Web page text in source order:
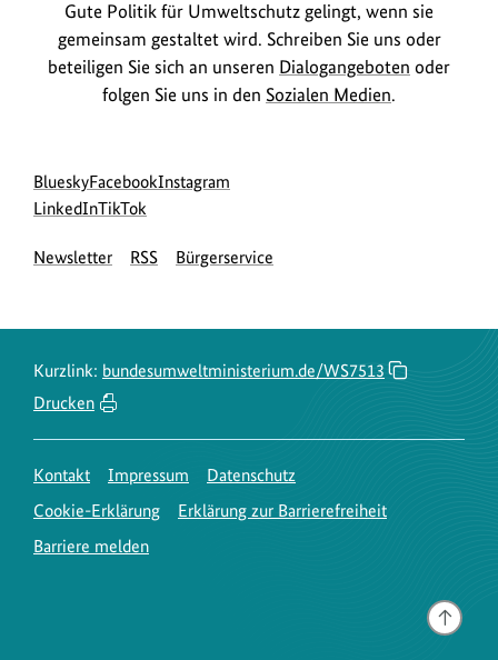
Gute Politik für Umweltschutz gelingt, wenn sie
gemeinsam gestaltet wird. Schreiben Sie uns oder
beteiligen Sie sich an unseren Dialogangeboten oder
folgen Sie uns in den Sozialen Medien.
Social
Media
Blueskyzur
Bluesky-
des
Facebookzur
des
Instagram
des
LinkedInzur
Seite
zur
Seite
TikTok
Newsletter RSS Bürgerservice
Kurzlink: bundesumweltministerium.de/WS7513
Drucken
Kontakt Impressum
Datenschutz
Cookie-Erklärung
Erklärung zur Barrierefreiheit
Barriere melden
Gehe
nach